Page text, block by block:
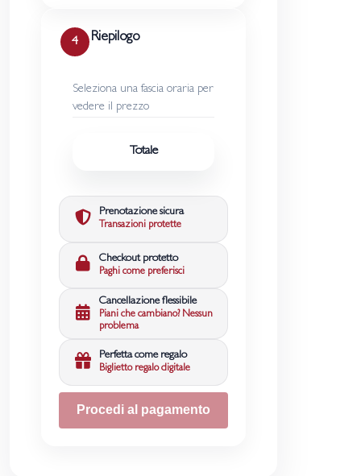
4 Riepilogo
Seleziona una fascia oraria per
vedere il prezzo
Totale
Prenotazione sicura
Transazioni protette
Checkout protetto
Paghi come preferisci
Cancellazione flessibile
Piani che cambiano? Nessun
problema
Perfetta come regalo
Biglietto regalo digitale
Procedi al pagamento